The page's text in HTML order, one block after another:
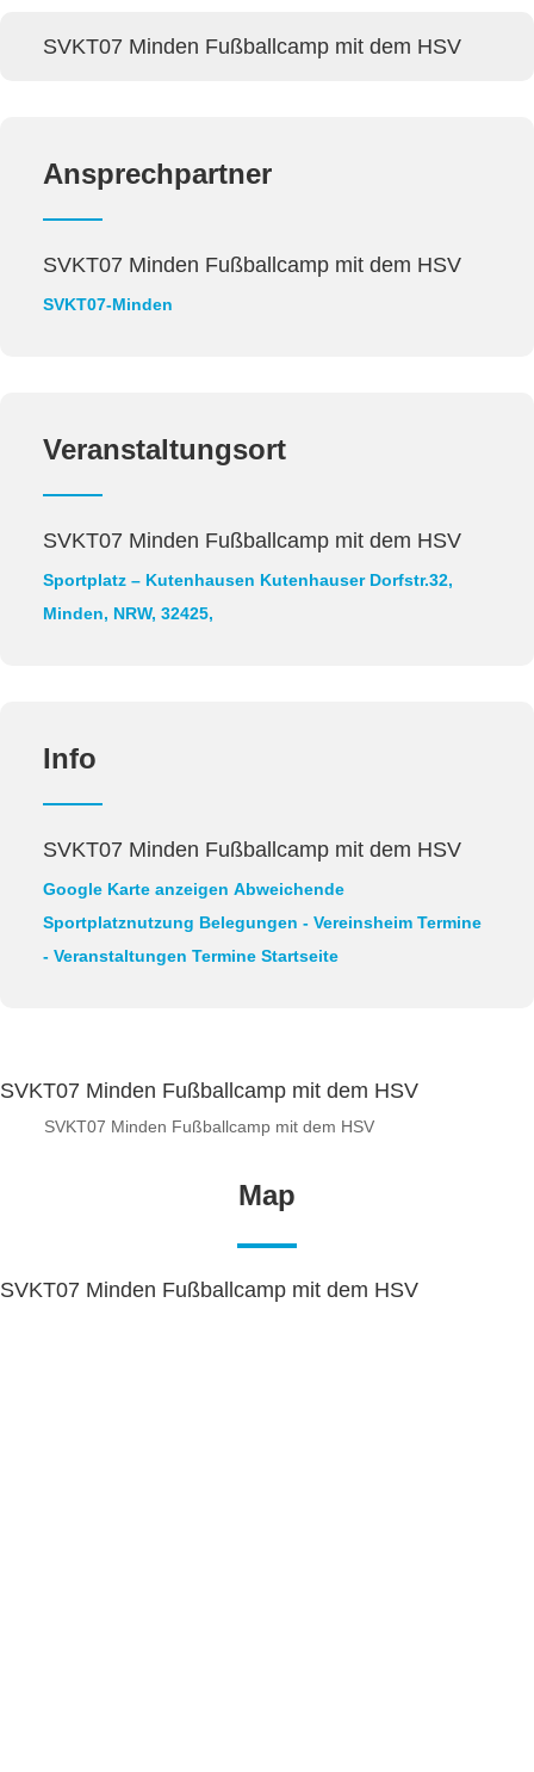
SVKT07 Minden Fußballcamp mit dem HSV
Ansprechpartner
SVKT07 Minden Fußballcamp mit dem HSV
SVKT07-Minden
Veranstaltungsort
SVKT07 Minden Fußballcamp mit dem HSV
Sportplatz – Kutenhausen Kutenhauser Dorfstr.32,
Minden, NRW, 32425,
Info
SVKT07 Minden Fußballcamp mit dem HSV
Google Karte anzeigen Abweichende
Sportplatznutzung Belegungen - Vereinsheim Termine
- Veranstaltungen Termine Startseite
SVKT07 Minden Fußballcamp mit dem HSV
SVKT07 Minden Fußballcamp mit dem HSV
Map
SVKT07 Minden Fußballcamp mit dem HSV